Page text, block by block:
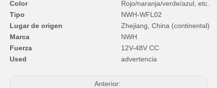
Color
Rojo/naranja/verde/azul, etc.
Tipo
NWH-WFL02
Lugar de origen
Zhejiang, China (continental)
Marca
NWH
Fuerza
12V-48V CC
Used
advertencia
Anterior: